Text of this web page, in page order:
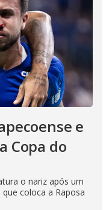
e
Copa do
o nariz após um
coloca a Raposa